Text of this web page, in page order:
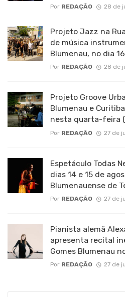
Por REDAÇÃO 28 de
Projeto Jazz na
de música
Blumenau, no dia
Por REDAÇÃO 28 de
Projeto Groove
Blumenau e
nesta quarta-feira
Por REDAÇÃO 27 de
Espetáculo Todas
dias 14 e 15 de
Blumenauense de
Por REDAÇÃO 27 de
Pianista alemã
apresenta recital
Gomes Blumenau
Por REDAÇÃO 27 de